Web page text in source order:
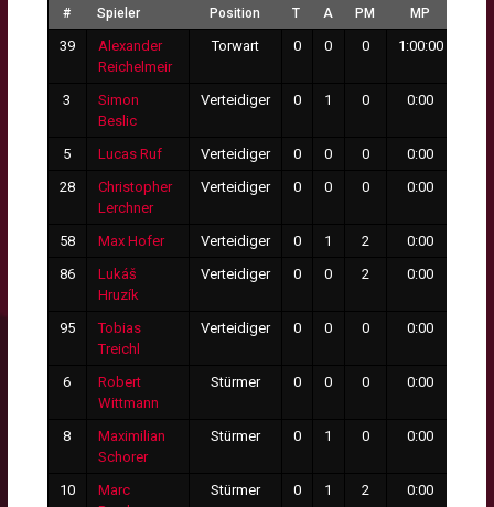
# Spieler Position T A PM MP
39
Alexander
Reichelmeir
Torwart 0 0 0 1:00:00
3
Simon
Beslic
Verteidiger 0 1 0 0:00
5 Lucas Ruf Verteidiger 0 0 0 0:00
28
Christopher
Lerchner
Verteidiger 0 0 0 0:00
58 Max Hofer Verteidiger 0 1 2 0:00
86
Lukáš
Hruzík
Verteidiger 0 0 2 0:00
95
Tobias
Treichl
Verteidiger 0 0 0 0:00
6
Robert
Wittmann
Stürmer 0 0 0 0:00
8
Maximilian
Schorer
Stürmer 0 1 0 0:00
10
Marc
Stürmer 0 1 2 0:00